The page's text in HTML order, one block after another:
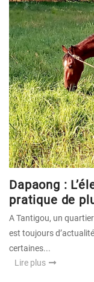
Dapaong :
pratique de
A Tantigou, un
est toujours
certaines...
Lire plus